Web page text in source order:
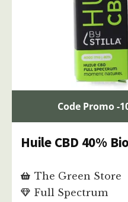
Code Promo -
Huile CBD 40%
The Green Store
Full Spectrum